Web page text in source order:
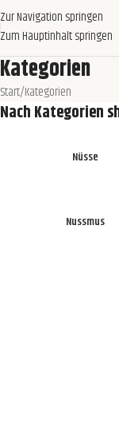
Zur Navigation springen
Zum Hauptinhalt springen
Kategorien
Start Kategorien
Nach Kategorien
Nüsse
Nussmus